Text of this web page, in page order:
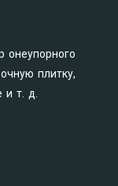
онеупорного
плитку,
и т. д.